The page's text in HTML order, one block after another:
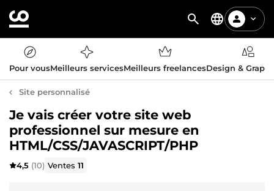
Pour vousMeilleurs servicesMeilleurs freelancesDesign &
Site personnalisé
Je vais créer votre site web
professionnel sur mesure en
HTML/CSS/JAVASCRIPT/PHP
4,5 (10) Ventes11